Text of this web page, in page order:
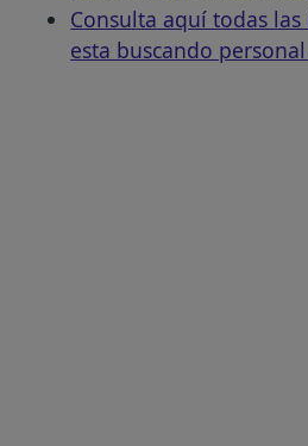
Consulta aquí todas
esta buscando